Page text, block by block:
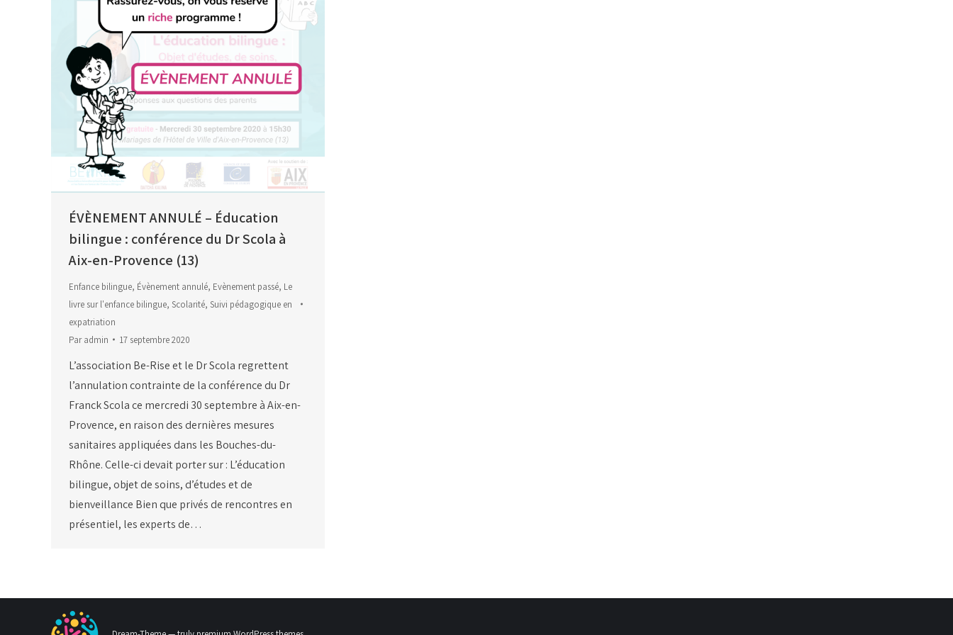
ÉVÈNEMENT ANNULÉ – Éducation
bilingue : conférence du Dr Scola à
Aix-en-Provence (13)
Enfance bilingue, Évènement annulé, Evènement passé, Le
livre sur l'enfance bilingue, Scolarité, Suivi pédagogique en
expatriation
Paradmin 17 septembre 2020
L’association Be-Rise et le Dr Scola regrettent
l’annulation contrainte de la conférence du Dr
Franck Scola ce mercredi 30 septembre à Aix-en-
Provence, en raison des dernières mesures
sanitaires appliquées dans les Bouches-du-
Rhône. Celle-ci devait porter sur : L’éducation
bilingue, objet de soins, d’études et de
bienveillance Bien que privés de rencontres en
présentiel, les experts de…